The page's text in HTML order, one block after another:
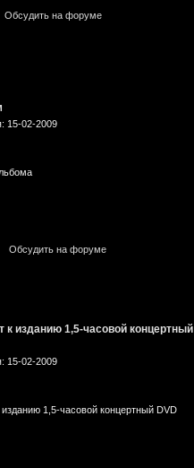
Обсудить на форуме
15-02-2009
Обсудить на форуме
к изданию 1,5-часовой концертный
15-02-2009
изданию 1,5-часовой концертный DVD